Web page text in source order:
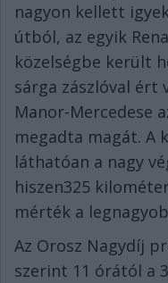
nagyon kellett
útból, az egyik
közelségbe került
sárga zászlóval ért
Manor-Mercedese
megadta magát. A
láthatóan a nagy
hiszen325
mérték a
Az Orosz Nagydíj
szerint 11 órától a